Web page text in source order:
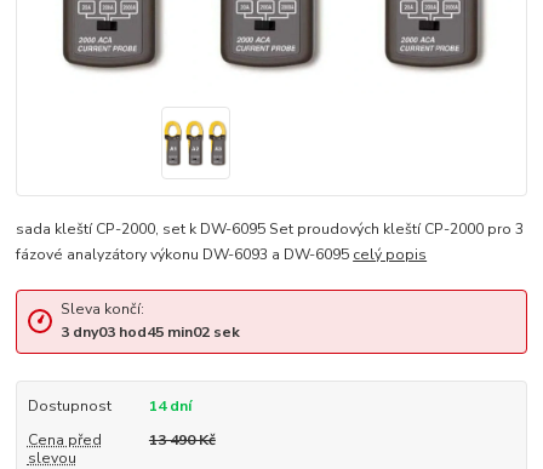
sada kleští CP-2000, set k DW-6095 Set proudových kleští CP-2000 pro 3
fázové analyzátory výkonu DW-6093 a DW-6095 celý popis
Sleva končí:
3 dny03hod45min02sek
Dostupnost
14 dní
Cena před
slevou
13 490 Kč